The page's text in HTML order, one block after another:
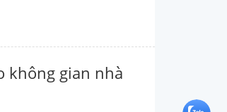
không gian nhà